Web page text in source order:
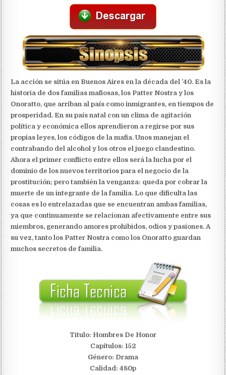
La acción se sitúa en Buenos Aires en la década del ’40. Es la
historia de dos familias mafiosas, los Patter Nostra y los
Onoratto, que arriban al país como inmigrantes, en tiempos de
prosperidad. En su país natal con un clima de agitación
política y económica ellos aprendieron a regirse por sus
propias leyes, los códigos de la mafia. Unos manejan el
contrabando del alcohol y los otros el juego clandestino.
Ahora el primer conflicto entre ellos será la lucha por el
dominio de los nuevos territorios para el negocio de la
prostitución; pero también la venganza: queda por cobrar la
muerte de un integrante de la familia. Lo que dificulta las
cosas es lo entrelazadas que se encuentran ambas familias,
ya que continuamente se relacionan afectivamente entre sus
miembros, generando amores prohibidos, odios y pasiones. A
su vez, tanto los Patter Nostra como los Onoratto guardan
muchos secretos de familia.
Titulo: Hombres De Honor
Capítulos: 152
Género: Drama
Calidad: 480p